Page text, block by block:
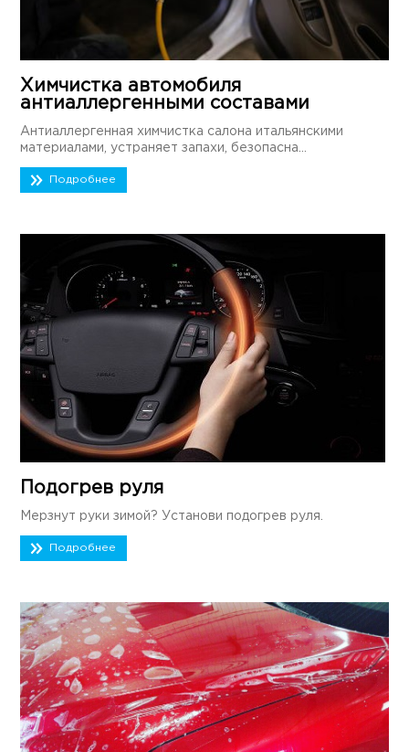
Химчистка автомобиля
антиаллергенными составами
Антиаллергенная химчистка салона итальянскими
материалами, устраняет запахи, безопасна...
Подробнее
Подогрев руля
Мерзнут руки зимой? Установи подогрев руля.
Подробнее